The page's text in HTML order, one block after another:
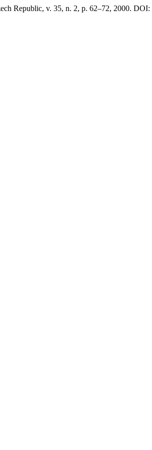
Republic, v. 35, n. 2, p. 62–72, 2000. DOI: